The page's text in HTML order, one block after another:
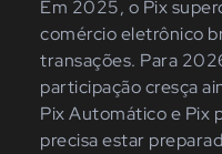
Em 2025, o Pix
comércio eletrônico
transações. Para
participação cresça
Pix Automático e Pix
precisa estar